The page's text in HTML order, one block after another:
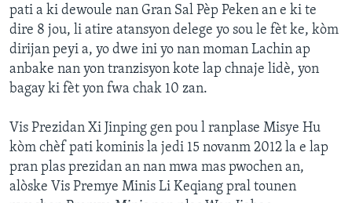
pati a ki dewoule nan Gran Sal Pèp Peken an e ki te
dire 8 jou, li atire atansyon delege yo sou le fèt ke, kòm
dirijan peyi a, yo dwe ini yo nan moman Lachin ap
anbake nan yon tranzisyon kote lap chnaje lidè, yon
bagay ki fèt yon fwa chak 10 zan.
Vis Prezidan Xi Jinping gen pou l ranplase Misye Hu
kòm chèf pati kominis la jedi 15 novanm 2012 la e lap
pran plas prezidan an nan mwa mas pwochen an,
alòske Vis Premye Minis Li Keqiang pral tounen